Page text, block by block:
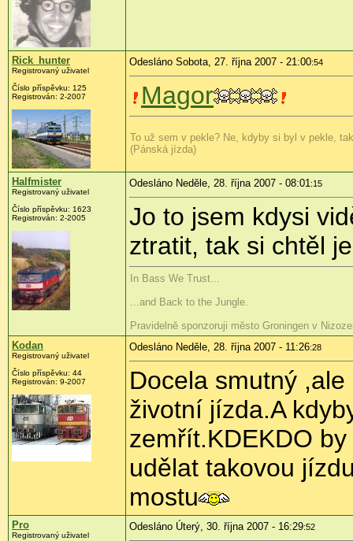
Rick_hunter
Registrovaný uživatel
Číslo příspěvku: 125
Registrován: 2-2007
Odesláno Sobota, 27. října 2007 - 21:00:54
Magor
To už sem v pekle? Ne, kdyby si byl v pekle,
(Pánská jízda)
Halfmister
Registrovaný uživatel
Číslo příspěvku: 1623
Registrován: 2-2005
Odesláno Neděle, 28. října 2007 - 08:01:15
Jo to jsem kdysi
ztratit, tak si chtěl
In Bass We Trust...
...and Back to the Jungle.
Pravidelně sponzoruji město Groningen v
Kodan
Registrovaný uživatel
Číslo příspěvku: 44
Registrován: 9-2007
Odesláno Neděle, 28. října 2007 - 11:26:28
Docela smutný
životní jízda.A
zemřít.KDEKDO
udělat takovou
mostu
Pro
Registrovaný uživatel
Odesláno Úterý, 30. října 2007 - 16:29:52